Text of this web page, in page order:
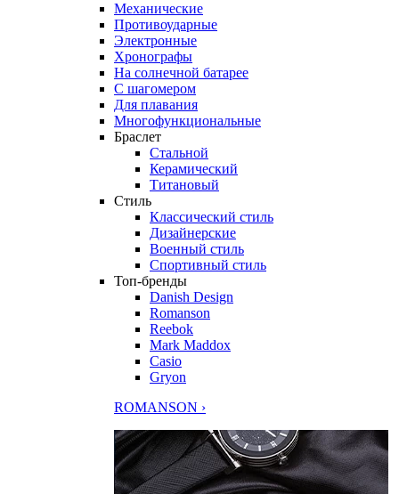
Механические
Противоударные
Электронные
Хронографы
На солнечной батарее
С шагомером
Для плавания
Многофункциональные
Браслет
Стальной
Керамический
Титановый
Стиль
Классический стиль
Дизайнерские
Военный стиль
Спортивный стиль
Топ-бренды
Danish Design
Romanson
Reebok
Mark Maddox
Casio
Gryon
ROMANSON ›